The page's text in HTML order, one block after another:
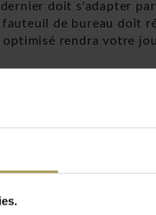
doit s'adapter
de bureau doit
rendra votre
à mieux
les tables,
espace de travail
confortablement